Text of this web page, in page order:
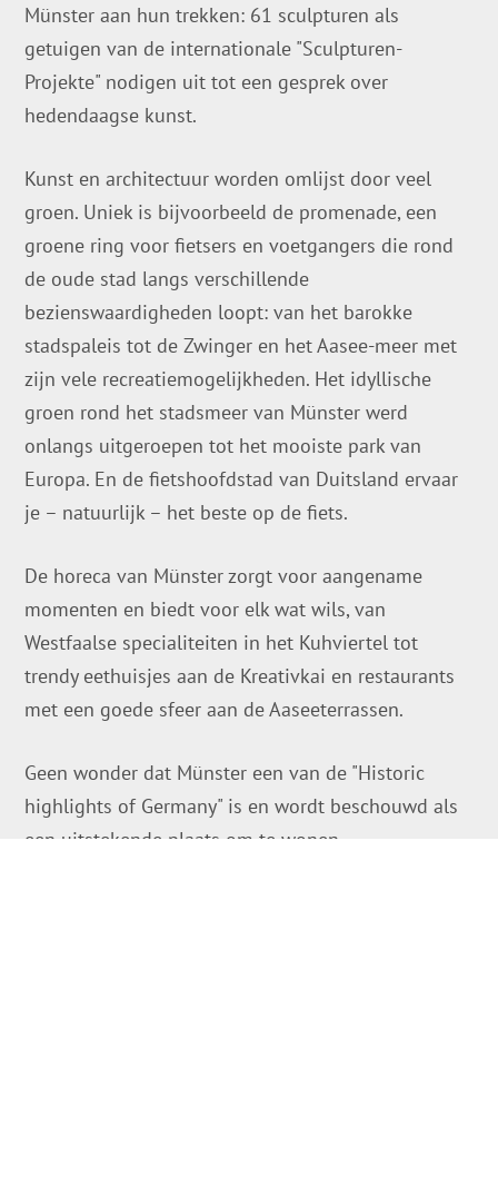
Münster aan hun trekken: 61 sculpturen als
getuigen van de internationale "Sculpturen-
Projekte" nodigen uit tot een gesprek over
hedendaagse kunst.
Kunst en architectuur worden omlijst door veel
groen. Uniek is bijvoorbeeld de promenade, een
groene ring voor fietsers en voetgangers die rond
de oude stad langs verschillende
bezienswaardigheden loopt: van het barokke
stadspaleis tot de Zwinger en het Aasee-meer met
zijn vele recreatiemogelijkheden. Het idyllische
groen rond het stadsmeer van Münster werd
onlangs uitgeroepen tot het mooiste park van
Europa. En de fietshoofdstad van Duitsland ervaar
je – natuurlijk – het beste op de fiets.
De horeca van Münster zorgt voor aangename
momenten en biedt voor elk wat wils, van
Westfaalse specialiteiten in het Kuhviertel tot
trendy eethuisjes aan de Kreativkai en restaurants
met een goede sfeer aan de Aaseeterrassen.
Geen wonder dat Münster een van de "Historic
highlights of Germany" is en wordt beschouwd als
een uitstekende plaats om te wonen.